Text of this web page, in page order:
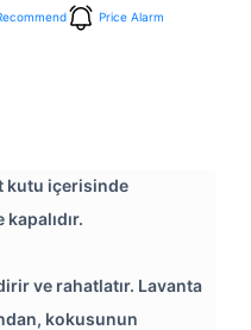
Price Alarm
kutu içerisinde
ve rahatlatır. Lavanta
kokusunun